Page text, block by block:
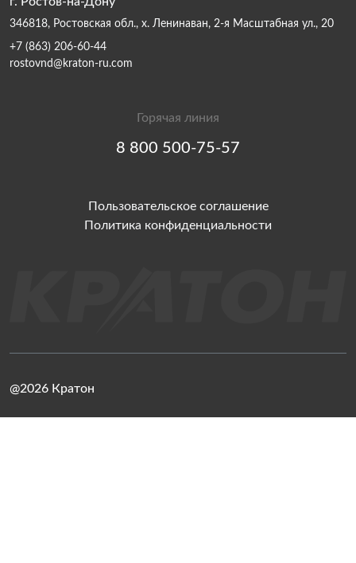
346818, Ростовская обл., х. Ленинаван, 2-я Масштабная ул., 20
+7 (863) 206-60-44
rostovnd@kraton-ru.com
Горячая линия
8 800 500-75-57
Пользовательское соглашение
Политика конфиденциальности
@2026 Кратон